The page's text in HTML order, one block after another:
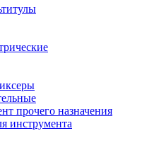
прочего назначения
инструмента